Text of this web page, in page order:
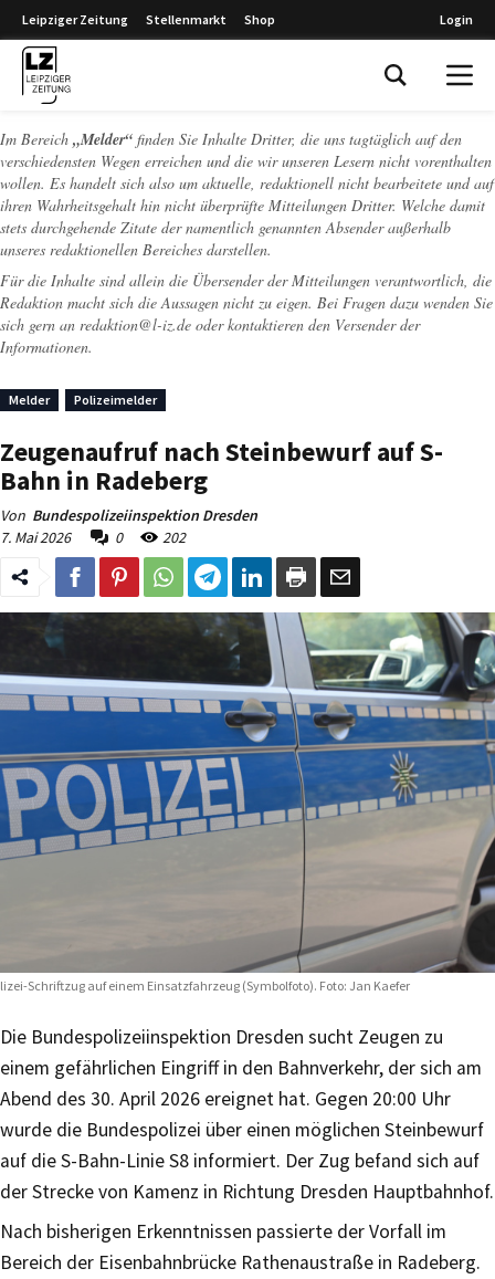
Leipziger Zeitung Stellenmarkt Shop Login
Im Bereich „Melder“ finden Sie Inhalte Dritter, die uns tagtäglich auf den
verschiedensten Wegen erreichen und die wir unseren Lesern nicht vorenthalten
wollen. Es handelt sich also um aktuelle, redaktionell nicht bearbeitete und auf
ihren Wahrheitsgehalt hin nicht überprüfte Mitteilungen Dritter. Welche damit
stets durchgehende Zitate der namentlich genannten Absender außerhalb
unseres redaktionellen Bereiches darstellen.
Für die Inhalte sind allein die Übersender der Mitteilungen verantwortlich, die
Redaktion macht sich die Aussagen nicht zu eigen. Bei Fragen dazu wenden Sie
sich gern an redaktion@l-iz.de oder kontaktieren den Versender der
Informationen.
Melder Polizeimelder
Zeugenaufruf nach Steinbewurf auf S-
Bahn in Radeberg
Von Bundespolizeiinspektion Dresden
7. Mai 2026
0 202
Schriftzug auf einem Einsatzfahrzeug (Symbolfoto). Foto: Jan Kaefer
Die Bundespolizeiinspektion Dresden sucht Zeugen zu
einem gefährlichen Eingriff in den Bahnverkehr, der sich am
Abend des 30. April 2026 ereignet hat. Gegen 20:00 Uhr
wurde die Bundespolizei über einen möglichen Steinbewurf
auf die S-Bahn-Linie S8 informiert. Der Zug befand sich auf
der Strecke von Kamenz in Richtung Dresden Hauptbahnhof.
Nach bisherigen Erkenntnissen passierte der Vorfall im
Bereich der Eisenbahnbrücke Rathenaustraße in Radeberg.